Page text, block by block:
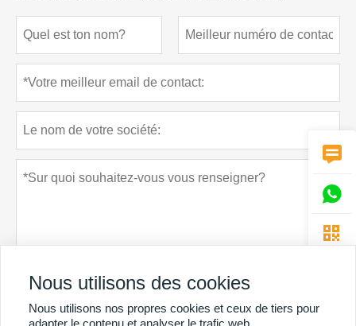
soumettre Politique de confidentialité



Nous utilisons des cookies
Nous utilisons nos propres cookies et ceux de tiers pour
adapter le contenu et analyser le trafic web.